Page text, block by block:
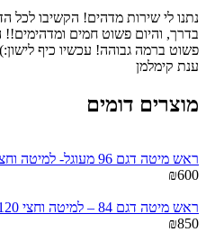
נתנו לי שירות מדהים! הקשיבו לכל
בדרך, והיום פשוט חמים ומדהימים!!
פשוט ברמה גבוהה! עכשיו כיף
ענת קימלמן
מוצרים דומים
ראש מיטה דגם 96 מעוגל- למיטה וחצי 120
₪600
ראש מיטה דגם 84 – למיטה וחצי 120
₪850